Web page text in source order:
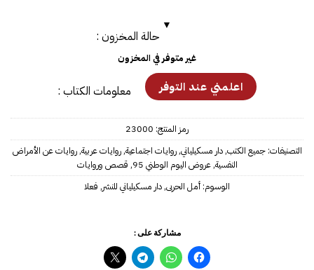
حالة المخزون :
غير متوفر في المخزون
معلومات الكتاب :
رمز المنتج: 23000
التصنيفات:جميع الكتب,دار مسكيلياني,روايات اجتماعية,روايات عربية,روايات عن الأمراض
النفسية,عروض اليوم الوطني 95 , قصص وروايات
الوسوم: أمل الحربى,دار مسكيلياني للنشر‎, فعلا
مشاركة على :